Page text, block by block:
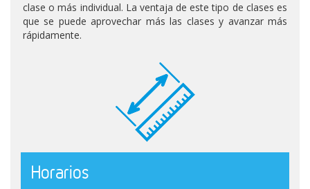
clase o más individual. La ventaja de este tipo de clases es
que se puede aprovechar más las clases y avanzar más
rápidamente.
Horarios